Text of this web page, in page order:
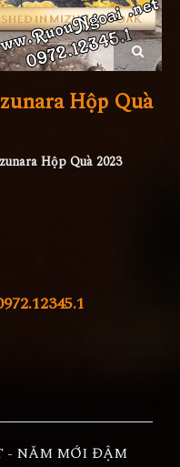
Hộp Quà
Hộp Quà 2023
- NĂM MỚI ĐẬM